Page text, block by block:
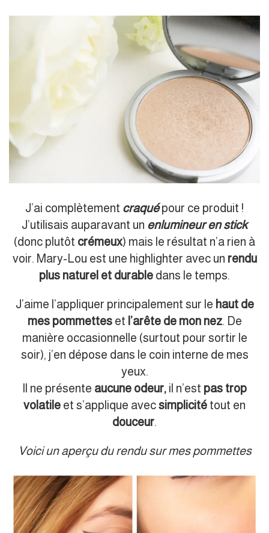
J’ai complètement craqué pour ce produit !
J’utilisais auparavant un enlumineur en stick
(donc plutôt crémeux) mais le résultat n’a rien à
voir. Mary-Lou est une highlighter avec un rendu
plus naturel et durable dans le temps.
J’aime l’appliquer principalement sur le haut de
mes pommetteset l’arête de mon nez. De
manière occasionnelle (surtout pour sortir le
soir), j’en dépose dans le coin interne de mes
yeux.
Il ne présente aucune odeur, il n’est pas trop
volatile et s’applique avecsimplicité tout en
douceur.
Voici un aperçu du rendu sur mes pommettes